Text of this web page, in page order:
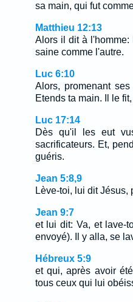
sa main, qui fut
Matthieu 12:13
Alors il dit à
saine comme l'autre.
Luc 6:10
Alors, promenant
Etends ta main. Il le
Luc 17:14
Dès qu'il les eut
sacrificateurs. Et,
guéris.
Jean 5:8,9
Lève-toi, lui dit
Jean 9:7
et lui dit: Va, et lave-
envoyé). Il y alla, se
Hébreux 5:9
et qui, après avoir
tous ceux qui lui